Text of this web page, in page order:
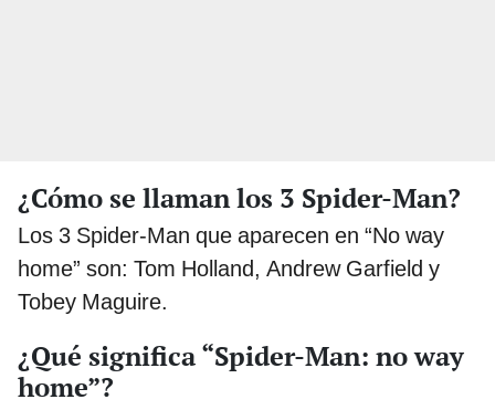
¿Cómo se llaman los 3 Spider-Man?
Los 3 Spider-Man que aparecen en “No way
home” son: Tom Holland, Andrew Garfield y
Tobey Maguire.
¿Qué significa “Spider-Man: no way
home”?